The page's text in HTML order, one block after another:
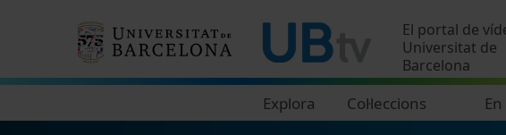
El portal de
Universitat de
Barcelona
Explora Col·leccions